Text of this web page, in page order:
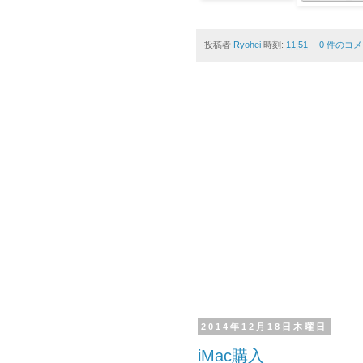
投稿者 Ryohei 時刻: 11:51 0 件のコ
2014年12月18日木曜日
iMac購入